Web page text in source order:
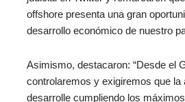
offshore presenta una gran
desarrollo económico de nuestro
Asimismo, destacaron: “Desde el
controlaremos y exigiremos que la
desarrolle cumpliendo los